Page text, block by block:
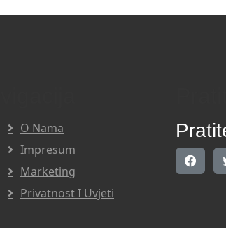
O Nama
Impresum
Marketing
Privatnost I Uvjeti